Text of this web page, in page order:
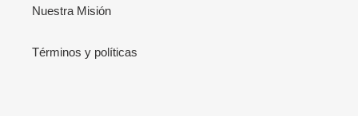
Nuestra Misión
Términos y políticas